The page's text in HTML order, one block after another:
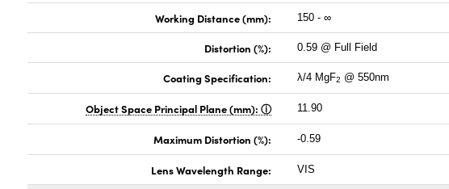
Working Distance (mm): 150 - ∞
Distortion (%): 0.59 @ Full Field
Coating Specification: λ/4 MgF2 @ 550nm
Object Space Principal Plane (mm): 11.90
Maximum Distortion (%): -0.59
Lens Wavelength Range: VIS